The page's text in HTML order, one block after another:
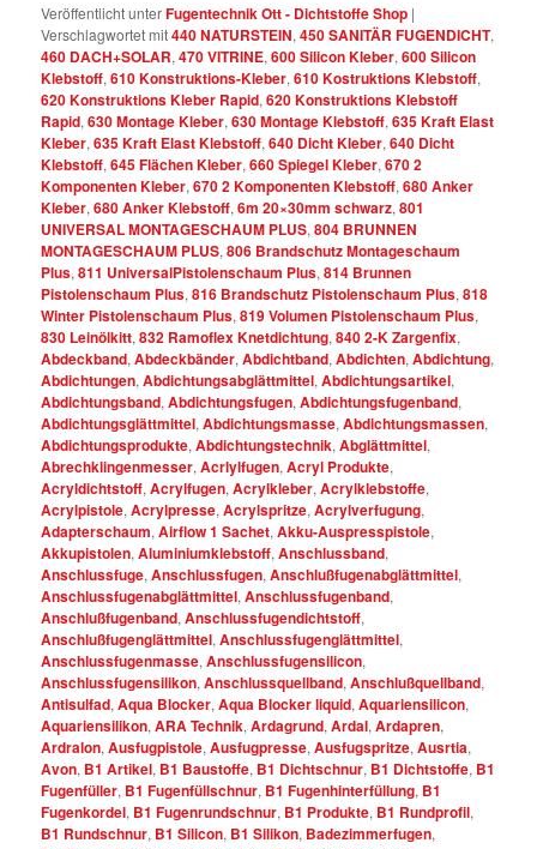
Veröffentlicht unterFugentechnik Ott - Dichtstoffe Shop |
Verschlagwortet mit440 NATURSTEIN,450 SANITÄR FUGENDICHT,
460 DACH+SOLAR,470 VITRINE,600 Silicon Kleber,600 Silicon
Klebstoff,610 Konstruktions-Kleber,610 Kostruktions Klebstoff,
620 Konstruktions Kleber Rapid,620 Konstruktions Klebstoff
Rapid,630 Montage Kleber,630 Montage Klebstoff,635 Kraft Elast
Kleber,635 Kraft Elast Klebstoff,640 Dicht Kleber,640 Dicht
Klebstoff,645 Flächen Kleber,660 Spiegel Kleber,670 2
Komponenten Kleber,670 2 Komponenten Klebstoff,680 Anker
Kleber,680 Anker Klebstoff,6m 20×30mm schwarz,801
UNIVERSAL MONTAGESCHAUM PLUS,804 BRUNNEN
MONTAGESCHAUM PLUS,806 Brandschutz Montageschaum
Plus,811 UniversalPistolenschaum Plus,814 Brunnen
Pistolenschaum Plus,816 Brandschutz Pistolenschaum Plus,818
Winter Pistolenschaum Plus,819 Volumen Pistolenschaum Plus,
830 Leinölkitt,832 Ramoflex Knetdichtung,840 2-K Zargenfix,
Abdeckband,Abdeckbänder,Abdichtband,Abdichten,Abdichtung,
Abdichtungen,Abdichtungsabglättmittel,Abdichtungsartikel,
Abdichtungsband,Abdichtungsfugen,Abdichtungsfugenband,
Abdichtungsglättmittel,Abdichtungsmasse,Abdichtungsmassen,
Abdichtungsprodukte,Abdichtungstechnik,Abglättmittel,
Abrechklingenmesser,Acrlylfugen,Acryl Produkte,
Acryldichtstoff,Acrylfugen,Acrylkleber,Acrylklebstoffe,
Acrylpistole,Acrylpresse,Acrylspritze,Acrylverfugung,
Adapterschaum,Airflow 1 Sachet,Akku-Auspresspistole,
Akkupistolen,Aluminiumklebstoff,Anschlussband,
Anschlussfuge,Anschlussfugen,Anschlußfugenabglättmittel,
Anschlussfugenabglättmittel,Anschlussfugenband,
Anschlußfugenband,Anschlussfugendichtstoff,
Anschlußfugenglättmittel,Anschlussfugenglättmittel,
Anschlussfugenmasse,Anschlussfugensilicon,
Anschlussfugensilikon,Anschlussquellband,Anschlußquellband,
Antisulfad,Aqua Blocker,Aqua Blocker liquid,Aquariensilicon,
Aquariensilikon,ARA Technik,Ardagrund,Ardal,Ardapren,
Ardralon,Ausfugpistole,Ausfugpresse,Ausfugspritze,Ausrtia,
Avon, B1 Artikel, B1 Baustoffe, B1 Dichtschnur, B1 Dichtstoffe, B1
Fugenfüller, B1 Fugenfüllschnur, B1 Fugenhinterfüllung, B1
Fugenkordel, B1 Fugenrundschnur, B1 Produkte, B1 Rundprofil,
B1 Rundschnur, B1 Silicon, B1 Silikon, Badezimmerfugen,